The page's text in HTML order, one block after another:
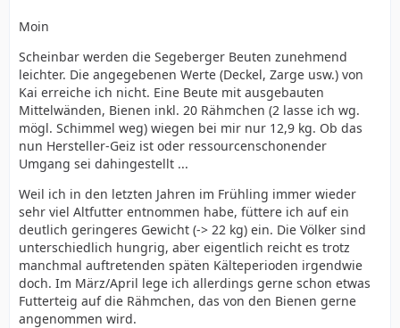
Moin
Scheinbar werden die Segeberger Beuten zunehmend
leichter. Die angegebenen Werte (Deckel, Zarge usw.) von
Kai erreiche ich nicht. Eine Beute mit ausgebauten
Mittelwänden, Bienen inkl. 20 Rähmchen (2 lasse ich wg.
mögl. Schimmel weg) wiegen bei mir nur 12,9 kg. Ob das
nun Hersteller-Geiz ist oder ressourcenschonender
Umgang sei dahingestellt ...
Weil ich in den letzten Jahren im Frühling immer wieder
sehr viel Altfutter entnommen habe, füttere ich auf ein
deutlich geringeres Gewicht (-> 22 kg) ein. Die Völker sind
unterschiedlich hungrig, aber eigentlich reicht es trotz
manchmal auftretenden späten Kälteperioden irgendwie
doch. Im März/April lege ich allerdings gerne schon etwas
Futterteig auf die Rähmchen, das von den Bienen gerne
angenommen wird.